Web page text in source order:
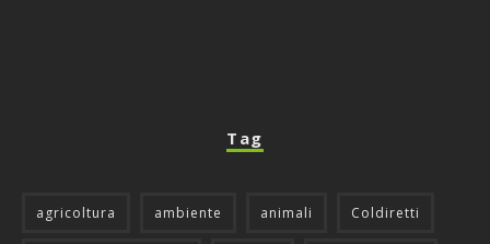
Tag
agricoltura ambiente animali Coldiretti